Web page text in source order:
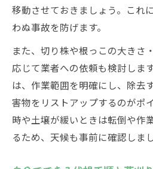
移動させておきましょう。これ
わぬ事故を防げます。
また、切り株や根っこの大きさ
応じて業者への依頼も検討しま
は、作業範囲を明確にし、除去
害物をリストアップするのがポ
時や土壌が緩いときは転倒や作
るため、天候も事前に確認しまし